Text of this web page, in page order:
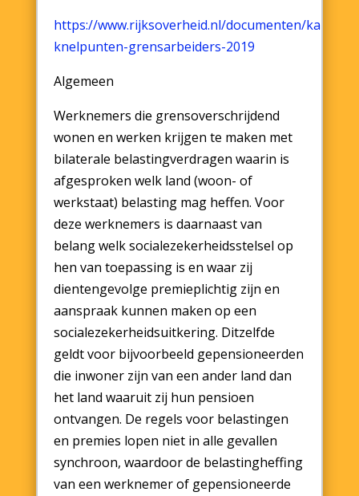
https://www.rijksoverheid.nl/documenten/
knelpunten-grensarbeiders-2019
Algemeen
Werknemers die grensoverschrijdend
wonen en werken krijgen te maken met
bilaterale belastingverdragen waarin is
afgesproken welk land (woon- of
werkstaat) belasting mag heffen. Voor
deze werknemers is daarnaast van
belang welk socialezekerheidsstelsel op
hen van toepassing is en waar zij
dientengevolge premieplichtig zijn en
aanspraak kunnen maken op een
socialezekerheidsuitkering. Ditzelfde
geldt voor bijvoorbeeld gepensioneerden
die inwoner zijn van een ander land dan
het land waaruit zij hun pensioen
ontvangen. De regels voor belastingen
en premies lopen niet in alle gevallen
synchroon, waardoor de belastingheffing
van een werknemer of gepensioneerde